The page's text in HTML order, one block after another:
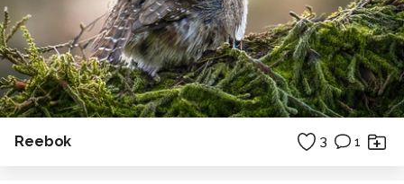
Reebok 3 1